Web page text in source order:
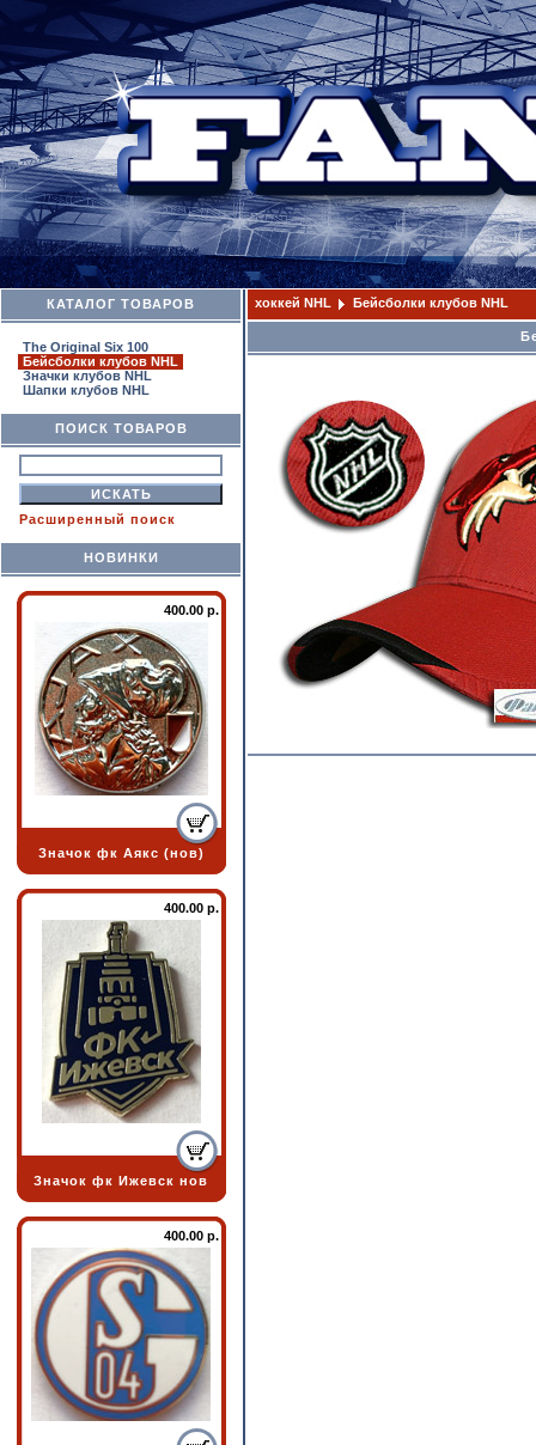
КАТАЛОГ ТОВАРОВ
The Original Six 100
Бейсболки клубов NHL
Значки клубов NHL
Шапки клубов NHL
ПОИСК ТОВАРОВ
Расширенный поиск
НОВИНКИ
400.00 р.
Значок фк Аякс (нов)
400.00 р.
Значок фк Ижевск нов
400.00 р.
хоккей NHL Бейсболки клубов NHL